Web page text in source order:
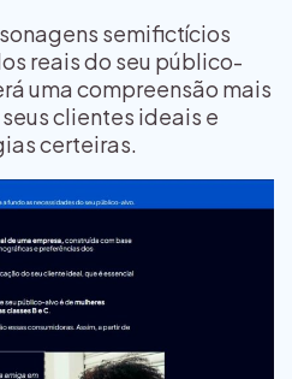
semifictícios
reais do seu público-
uma compreensão mais
clientes ideais e
certeiras.